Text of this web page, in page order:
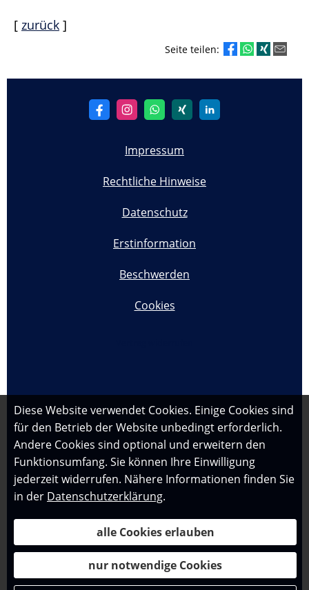
[ zurück ]
Seite teilen:
Impressum
Rechtliche Hinweise
Datenschutz
Erstinformation
Beschwerden
Cookies
Diese Website verwendet Cookies. Einige Cookies sind
für den Betrieb der Website unbedingt erforderlich.
Andere Cookies sind optional und erweitern den
Funktionsumfang. Sie können Ihre Einwilligung
jederzeit widerrufen. Nähere Informationen finden Sie
in der Datenschutzerklärung.
alle Cookies erlauben
nur notwendige Cookies